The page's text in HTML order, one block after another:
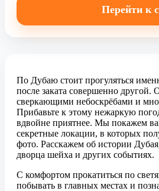
Перейти к
По Дубаю стоит прогуляться
после заката совершенно другой.
сверкающими небоскрёбами и
Прибавьте к этому нежаркую
вдвойне приятнее. Мы покажем
секретные локации, в которых
фото. Расскажем об истории
дворца шейха и других событиях.
С комфортом прокатиться по
побывать в главных местах и